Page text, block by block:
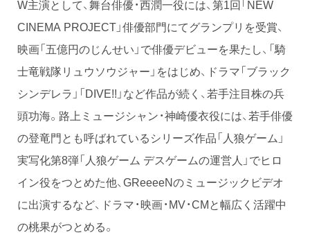
W主演として、舞台俳優・西潤一役には、第1回「NEW
CINEMA PROJECT」俳優部門にてグランプリを受賞、
映画「五億円のじんせい」で俳優デビューを果たし、「騎
士竜戦隊リュウソウジャー」をはじめ、ドラマ「ブラック
シンデレラ」「DIVE!!」など作品が続く、若手注目株の兵
頭功海。路上ミュージシャン・神崎優衣役には、若手俳優
の登竜門とも呼ばれているシリーズ作品「人狼ゲーム」
実写化第8弾「人狼ゲーム デスゲームの運営人」でヒロ
イン役をつとめた他、GReeeeNのミュージックビデオ
に出演するなど、ドラマ・映画・MV・CMと幅広く活躍中
の桃果がつとめる。